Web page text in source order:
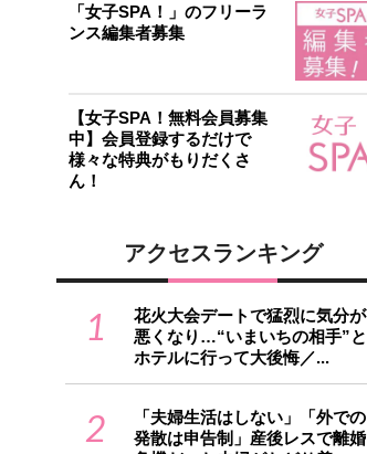
「女子SPA！」のフリーラ
ンス編集者募集
【女子SPA！無料会員募集
中】会員登録するだけで
様々な特典がもりだくさ
ん！
アクセスランキング
1
花火大会デートで猛烈に気分が
悪くなり…“いまいちの相手”と
ホテルに行って大後悔／...
2
「夫婦生活はしない」「外での
発散は申告制」産後レスで離婚